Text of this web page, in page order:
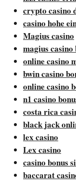
crypto casino
casino hohe
Magius casino
magius casino
online casino
bwin casino
online casino
n1 casino
costa rica
black jack
lex casino
Lex casino
casino bonus
baccarat